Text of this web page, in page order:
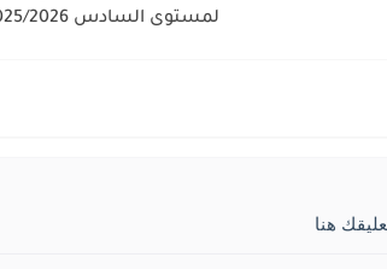
لمستوى السادس 2025/2026
هنا